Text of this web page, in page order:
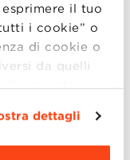
esprimere il tuo
i cookie” o
di cookie o
da quelli
il presente
”. Per
e
dettagli